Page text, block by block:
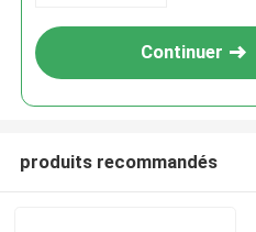
Continuer
produits recommandés